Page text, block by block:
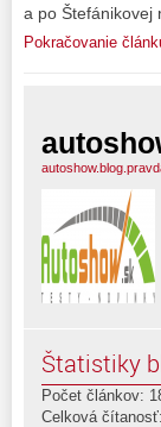
a po Štefánikovej
Pokračovanie
Štatistiky
Počet článkov:
Celková